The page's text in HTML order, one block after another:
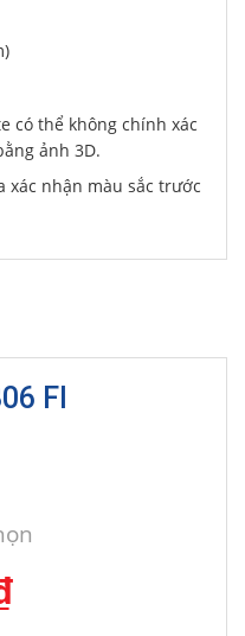
có thể không chính xác
ảnh 3D.
xác nhận màu sắc trước
FI